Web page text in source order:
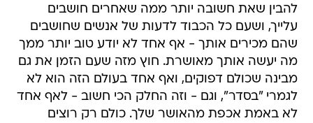
להבין שאת חשובה יותר ממה שאחרים חושבים
עלייך, ושעם כל הכבוד לדעות של אנשים שחושבים
שהם מכירים אותך - אף אחד לא יודע טוב יותר ממך
מה יעשה אותך מאושרת. חוץ מזה שעם הזמן את גם
מבינה שכולם דפוקים, ואף אחד בעולם הזה הוא לא
לגמרי "בסדר", וגם - וזה החלק הכי חשוב - לאף אחד
לא באמת אכפת מהאושר שלך. כולם רק רוצים